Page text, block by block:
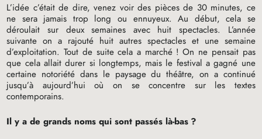
L’idée c’était de dire, venez voir des pièces de 30 minutes, ce
ne sera jamais trop long ou ennuyeux. Au début, cela se
déroulait sur deux semaines avec huit spectacles. L’année
suivante on a rajouté huit autres spectacles et une semaine
d’exploitation. Tout de suite cela a marché ! On ne pensait pas
que cela allait durer si longtemps, mais le festival a gagné une
certaine notoriété dans le paysage du théâtre, on a continué
jusqu’à aujourd’hui où on se concentre sur les textes
contemporains.
Il y a de grands noms qui sont passés là-bas ?